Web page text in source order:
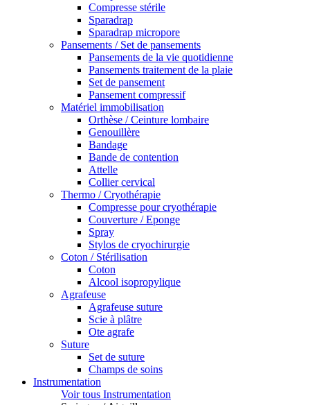
Compresse stérile
Sparadrap
Sparadrap micropore
Pansements / Set de pansements
Pansements de la vie quotidienne
Pansements traitement de la plaie
Set de pansement
Pansement compressif
Matériel immobilisation
Orthèse / Ceinture lombaire
Genouillère
Bandage
Bande de contention
Attelle
Collier cervical
Thermo / Cryothérapie
Compresse pour cryothérapie
Couverture / Eponge
Spray
Stylos de cryochirurgie
Coton / Stérilisation
Coton
Alcool isopropylique
Agrafeuse
Agrafeuse suture
Scie à plâtre
Ote agrafe
Suture
Set de suture
Champs de soins
Instrumentation
Voir tous Instrumentation